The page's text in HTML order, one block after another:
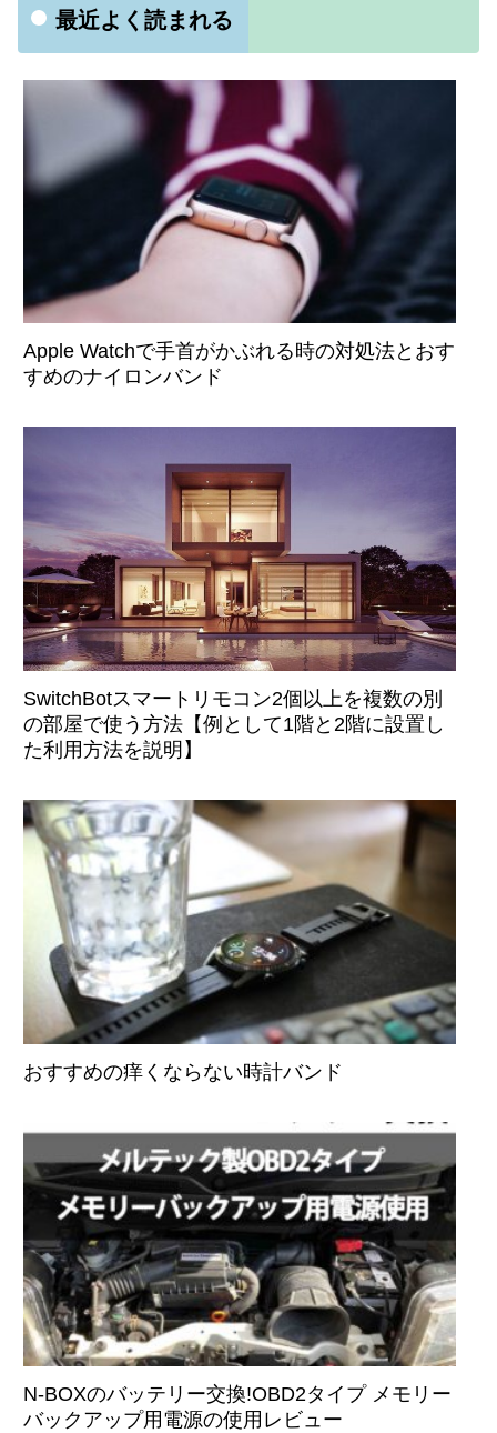
最近よく読まれる
Apple Watchで手首がかぶれる時の対処法とおす
すめのナイロンバンド
SwitchBotスマートリモコン2個以上を複数の別
の部屋で使う方法【例として1階と2階に設置し
た利用方法を説明】
おすすめの痒くならない時計バンド
N-BOXのバッテリー交換!OBD2タイプ メモリー
バックアップ用電源の使用レビュー